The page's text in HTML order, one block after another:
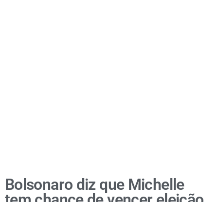
Bolsonaro diz que Michelle